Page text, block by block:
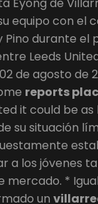
equipo con el
Pino durante el
Leeds
de agosto de
reports
it could be as
su situación
a los jóvenes
mercado. *
un